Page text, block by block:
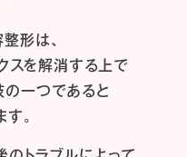
形は、
スを解消する上で
の一つであると
。